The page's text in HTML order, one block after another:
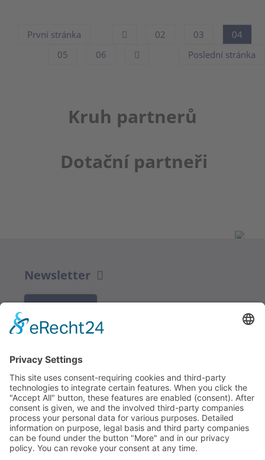
První stránka 02 03
04
05
06 Poslední stránka
Kruh partnerů
Dotační partneři
Newsletter
Redakce bbkult.net
Centrum Bavaria Bohemia (CeBB)
Dr. Veronika Hofinger
Freyung 1, 92539 Schönsee
Tel.:+49 (0)9674 / 92 48 78
veronika.hofinger@cebb.de